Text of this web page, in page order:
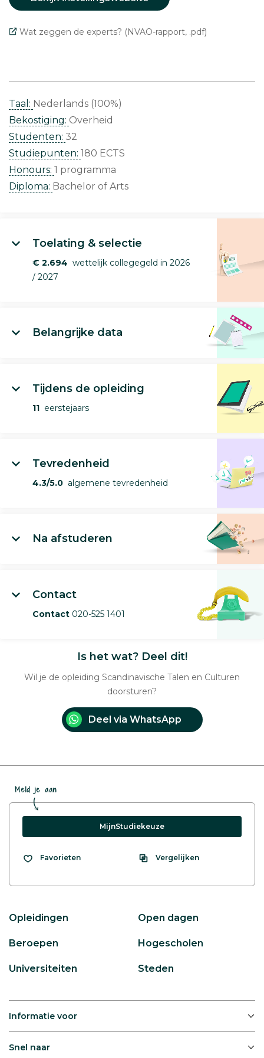
Wat zeggen de experts? (NVAO-rapport, .pdf)
Taal: Nederlands (100%)
Bekostiging: Overheid
Studenten: 32
Studiepunten: 180 ECTS
Honours: 1 programma
Diploma: Bachelor of Arts
Toelating & selectie
€ 2.694 wettelijk collegegeld in 2026
/ 2027
Belangrijke data
Tijdens de opleiding
11 eerstejaars
Tevredenheid
4.3/5.0 algemene tevredenheid
Na afstuderen
Contact
Contact 020-525 1401
Is het wat? Deel dit!
Wil je de opleiding Scandinavische Talen en Culturen
doorsturen?
Deel via WhatsApp
Meld je aan
MijnStudiekeuze
Favorieten Vergelijken
Opleidingen Open dagen
Beroepen Hogescholen
Universiteiten Steden
Informatie voor
Snel naar